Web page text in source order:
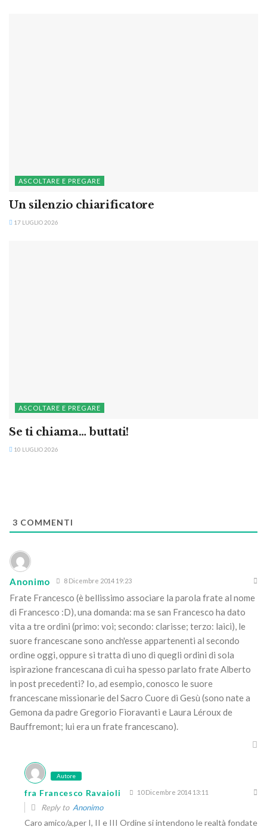
ASCOLTARE E PREGARE
Un silenzio chiarificatore
17 LUGLIO 2026
ASCOLTARE E PREGARE
Se ti chiama… buttati!
10 LUGLIO 2026
3 COMMENTI
Anonimo 8 Dicembre 2014 19:23
Frate Francesco (è bellissimo associare la parola frate al nome
di Francesco :D), una domanda: ma se san Francesco ha dato
vita a tre ordini (primo: voi; secondo: clarisse; terzo: laici), le
suore francescane sono anch'esse appartenenti al secondo
ordine oggi, oppure si tratta di uno di quegli ordini di sola
ispirazione francescana di cui ha spesso parlato frate Alberto
in post precedenti? Io, ad esempio, conosco le suore
francescane missionarie del Sacro Cuore di Gesù (sono nate a
Gemona da padre Gregorio Fioravanti e Laura Léroux de
Bauffremont; lui era un frate francescano).
Autore
fra Francesco Ravaioli 10 Dicembre 2014 13:11
Reply to Anonimo
Caro amico/a,per I, II e III Ordine si intendono le realtà fondate